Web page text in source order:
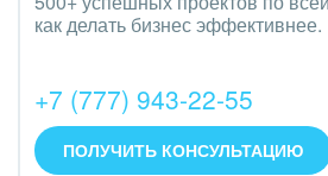
Электроэнергетика
Ювелирное дело
Юриспруденция
как делать бизнес эффективнее.
+7 (777) 943-22-55
ПОЛУЧИТЬ КОНСУЛЬТАЦИЮ